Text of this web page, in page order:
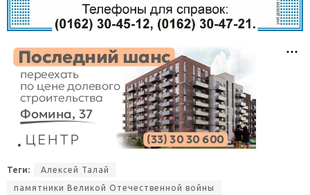
Теги:
Алексей Талай
памятники Великой Отечественной войны